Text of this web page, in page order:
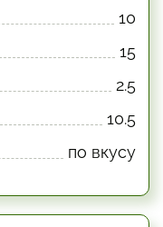
10
15
2.5
10.5
по вкусу